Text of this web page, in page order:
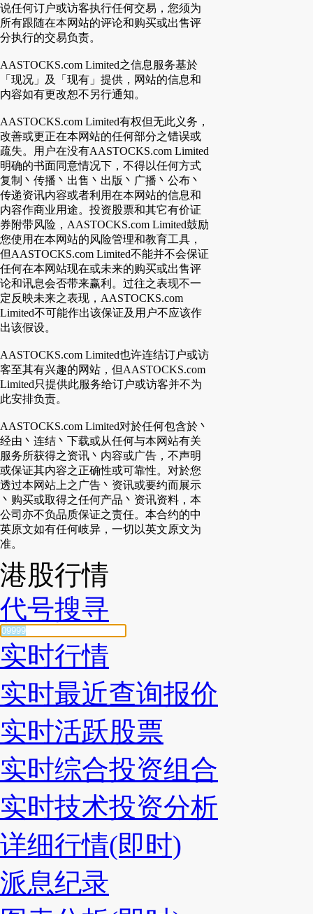
说任何订户或访客执行任何交易，您须为
所有跟随在本网站的评论和购买或出售评
分执行的交易负责。
AASTOCKS.com Limited之信息服务基於
「现况」及「现有」提供，网站的信息和
内容如有更改恕不另行通知。
AASTOCKS.com Limited有权但无此义务，
改善或更正在本网站的任何部分之错误或
疏失。用户在没有AASTOCKS.com Limited
明确的书面同意情况下，不得以任何方式
复制丶传播丶出售丶出版丶广播丶公布丶
传递资讯内容或者利用在本网站的信息和
内容作商业用途。投资股票和其它有价证
券附带风险，AASTOCKS.com Limited鼓励
您使用在本网站的风险管理和教育工具，
但AASTOCKS.com Limited不能并不会保证
任何在本网站现在或未来的购买或出售评
论和讯息会否带来赢利。过往之表现不一
定反映未来之表现，AASTOCKS.com
Limited不可能作出该保证及用户不应该作
出该假设。
AASTOCKS.com Limited也许连结订户或访
客至其有兴趣的网站，但AASTOCKS.com
Limited只提供此服务给订户或访客并不为
此安排负责。
AASTOCKS.com Limited对於任何包含於丶
经由丶连结丶下载或从任何与本网站有关
服务所获得之资讯丶内容或广告，不声明
或保证其内容之正确性或可靠性。对於您
透过本网站上之广告丶资讯或要约而展示
丶购买或取得之任何产品丶资讯资料，本
公司亦不负品质保证之责任。本合约的中
英原文如有任何岐异，一切以英文原文为
准。
港股行情
代号搜寻
实时行情
实时最近查询报价
实时活跃股票
实时综合投资组合
实时技术投资分析
详细行情(即时)
派息纪录